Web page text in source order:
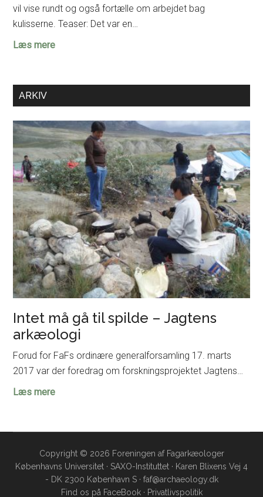
vil vise rundt og også fortælle om arbejdet bag
kulisserne. Teaser: Det var en…
Læs mereEksklusiv
i
Kelter-
udstillingen
på
Moesgaard
ARKIV
Intet må gå til spilde – Jagtens
arkæologi
Forud for FaFs ordinære generalforsamling 17. marts
2017 var der foredrag om forskningsprojektet Jagtens…
Læs mereIntet
spilde
–
Jagtens
Copyright © 2026 Foreningen af Fagarkæologer
Københavns Universitet · SAXO-Instituttet · Karen Blixens Vej 4
- DK 2300 København S · faf@archaeology.dk
Find os på FaceBook· Privatlivspolitik